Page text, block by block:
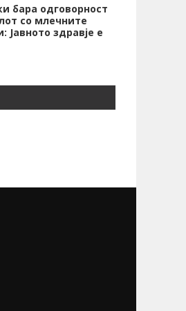
бара одговорност
со млечните
Јавното здравје е